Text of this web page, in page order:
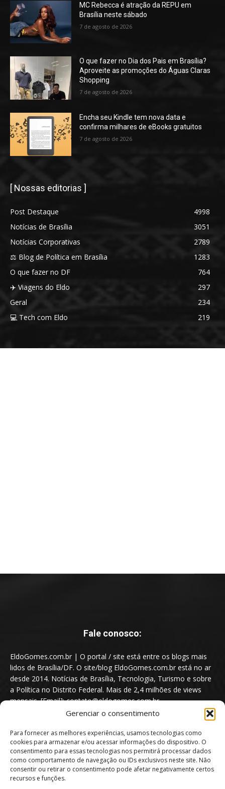
Gerenciar o consentimento
Para fornecer as melhores experiências, usamos tecnologias como
cookies para armazenar e/ou acessar informações do dispositivo. O
consentimento para essas tecnologias nos permitirá processar dados
como comportamento de navegação ou IDs exclusivos neste site. Não
consentir ou retirar o consentimento pode afetar negativamente certos
recursos e funções.
MC Rebecca é atração da REPU em
Brasília neste sábado
7 de agosto de 2026
O que fazer no Dia dos Pais em Brasília?
Aproveite as promoções do Águas Claras
Shopping
7 de agosto de 2026
Encha seu Kindle tem nova data e
confirma milhares de eBooks gratuitos
7 de agosto de 2026
[ Nossas editorias ]
Post Destaque
4998
Notícias de Brasília
3051
Notícias Corporativas
2789
⚖️ Blog de Política em Brasília
1283
O que fazer no DF
764
✈️ Viagens do Eldo
297
Geral
234
💻 Tech com Eldo
219
Fale conosco:
EldoGomes.com.br | O portal / site está entre os blogs mais
lidos de Brasília/DF. O site/blog EldoGomes.com.br está no ar
desde 2014. Notícias de Brasília, Tecnologia, Turismo e sobre
a Política no Distrito Federal. Mais de 2,4 milhões de views
mensais. [Email]: contato@eldogomes.com.br